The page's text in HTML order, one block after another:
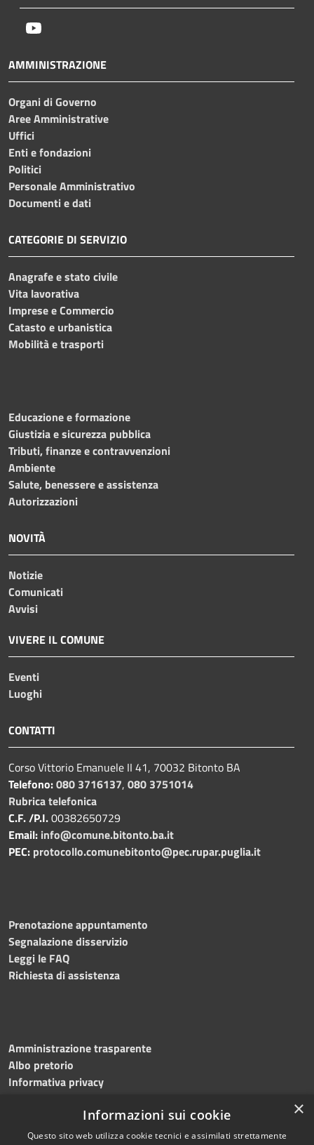
AMMINISTRAZIONE
Organi di Governo
Aree Amministrative
Uffici
Enti e fondazioni
Politici
Personale Amministrativo
Documenti e dati
CATEGORIE DI SERVIZIO
Anagrafe e stato civile
Vita lavorativa
Imprese e Commercio
Catasto e urbanistica
Mobilità e trasporti
Educazione e formazione
Giustizia e sicurezza pubblica
Tributi, finanze e contravvenzioni
Ambiente
Salute, benessere e assistenza
Autorizzazioni
NOVITÀ
Notizie
Comunicati
Avvisi
VIVERE IL COMUNE
Eventi
Luoghi
CONTATTI
Corso Vittorio Emanuele II 41, 70032 Bitonto BA
Telefono:080 3716137, 080 3751014
Rubrica telefonica
C.F. /P.I.00382650729
Email: info@comune.bitonto.ba.it
PEC: protocollo.comunebitonto@pec.rupar.puglia.it
Prenotazione appuntamento
Segnalazione disservizio
Leggi le FAQ
Richiesta di assistenza
Amministrazione trasparente
Albo pretorio
Informativa privacy
Dichiarazione di accessibilità Meccanismo di feedback ×
Informazioni sui cookie
Questo sito web utilizza cookie tecnici e assimilati strettamente